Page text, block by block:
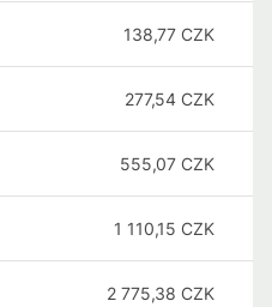
138,77 CZK
277,54 CZK
555,07 CZK
1 110,15 CZK
2 775,38 CZK